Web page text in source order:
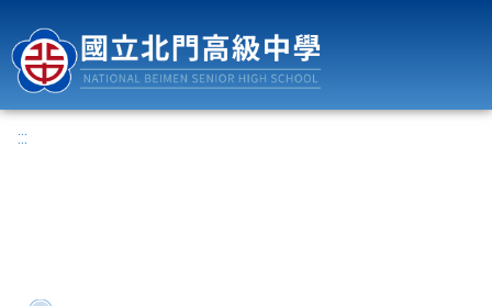
:::